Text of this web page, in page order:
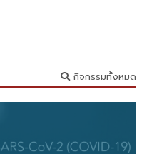
กิจกรรมทั้งหมด